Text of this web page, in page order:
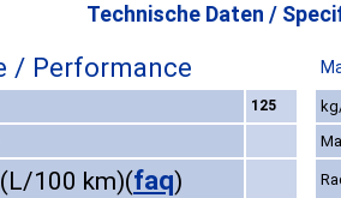
Technische Daten /
/ Performance
125
100 km)(faq)